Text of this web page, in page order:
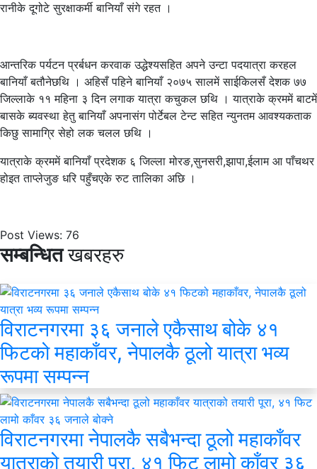
रानीके दूगोटे सुरक्षाकर्मी बानियाँ संगे रहत ।
आन्तरिक पर्यटन प्रर्बधन करवाक उद्धेश्यसहित अपने उन्टा पदयात्रा करहल
बानियाँ बतौनेछथि । अहिसँ पहिने बानियाँ २०७५ सालमें साईकिलसँ देशक ७७
जिल्लाके ११ महिना ३ दिन लगाक यात्रा कचुकल छथि । यात्राके क्रममें बाटमें
बासके ब्यवस्था हेतु बानियाँ अपनासंग पोर्टेबल टेन्ट सहित न्युनतम आवश्यकताक
किछु सामाग्रि सेहो लक चलल छथि ।
यात्राके क्रममें बानियाँ प्रदेशक ६ जिल्ला मोरङ,सुनसरी,झापा,ईलाम आ पाँचथर
होइत ताप्लेजुङ धरि पहुँचएके रुट तालिका अछि ।
Post Views: 76
सम्बन्धितखबरहरु
विराटनगरमा ३६ जनाले एकैसाथ बोके ४१
फिटको महाकाँवर, नेपालकै ठूलो यात्रा भव्य
रूपमा सम्पन्न
विराटनगरमा नेपालकै सबैभन्दा ठूलो महाकाँवर
यात्राको तयारी पूरा, ४१ फिट लामो काँवर ३६